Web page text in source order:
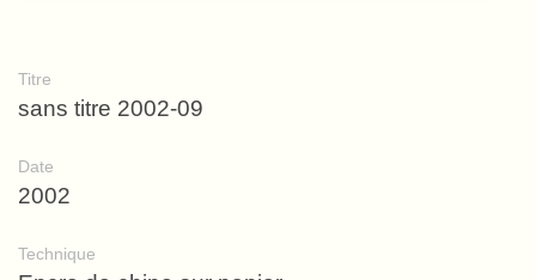
Titre
sans titre 2002-09
Date
2002
Technique